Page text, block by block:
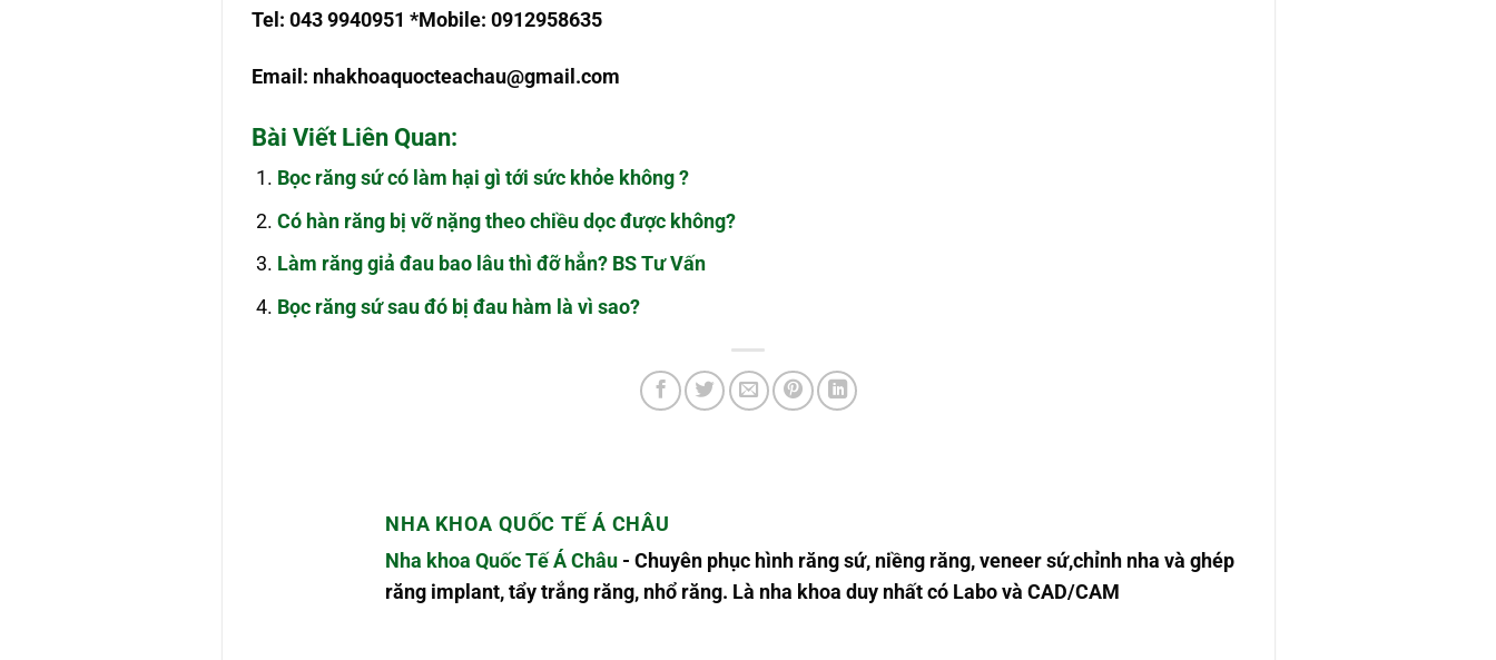
Tel: 043 9940951 *Mobile: 0912958635
Email: nhakhoaquocteachau@gmail.com
Bài Viết Liên Quan:
Bọc răng sứ có làm hại gì tới sức khỏe không ?
Có hàn răng bị vỡ nặng theo chiều dọc được không?
Làm răng giả đau bao lâu thì đỡ hẳn? BS Tư Vấn
Bọc răng sứ sau đó bị đau hàm là vì sao?
NHA KHOA QUỐC TẾ Á CHÂU
Nha khoa Quốc Tế Á Châu- Chuyên phục hình răng sứ, niềng răng, veneer sứ,chỉnh nha và ghép
răng implant, tẩy trắng răng, nhổ răng. Là nha khoa duy nhất có Labo và CAD/CAM